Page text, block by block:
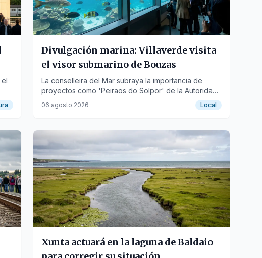
Divulgación marina: Villaverde visita
el visor submarino de Bouzas
La conselleira del Mar subraya la importancia de
proyectos como 'Peiraos do Solpor' de la Autoridad
Portuaria de Vigo para conocer la vida marina.
06 agosto 2026 Local
Xunta actuará en la laguna de Baldaio